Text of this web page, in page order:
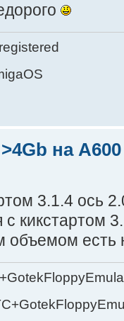
на А600
3.1.4 ось
с кикстартом
объемом есть